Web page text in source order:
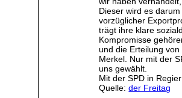
Dieser wird es
vorzüglicher
trägt ihre klare
Kompromisse
und die Erteilung
Merkel. Nur mit der
uns gewählt.
Mit der SPD in
Quelle:der Freitag